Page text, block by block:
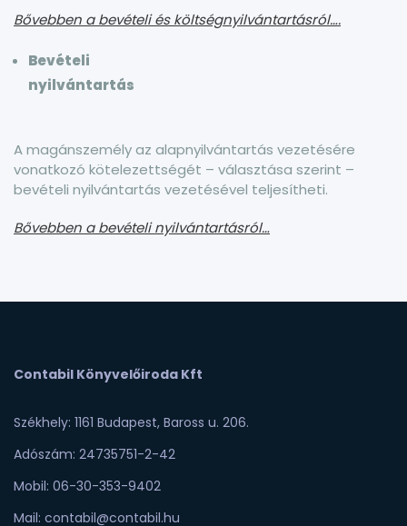
Bővebben a bevételi és költségnyilvántartásról….
Bevételi
nyilvántartás
A magánszemély az alapnyilvántartás vezetésére
vonatkozó kötelezettségét – választása szerint –
bevételi nyilvántartás vezetésével teljesítheti.
Bővebben a bevételi nyilvántartásról…
Contabil Könyvelőiroda Kft
Székhely: 1161 Budapest, Baross u. 206.
Adószám: 24735751-2-42
Mobil: 06-30-353-9402
Mail: contabil@contabil.hu